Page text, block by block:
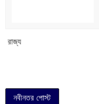
‌ রাজ্য
নবীনতর পোস্ট